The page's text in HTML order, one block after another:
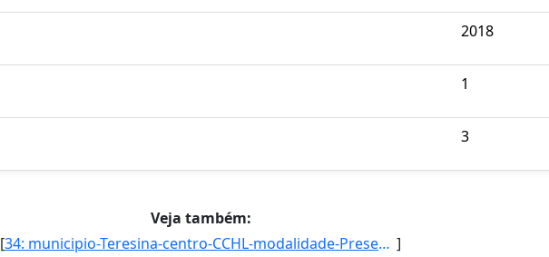
2018
1
3
Veja também:
[
34: municipio-Teresina-centro-CCHL-modalidade-Presencial-convenio--selecao-SISU-cota-AC-sexo-M-uf-MA-ano] ]